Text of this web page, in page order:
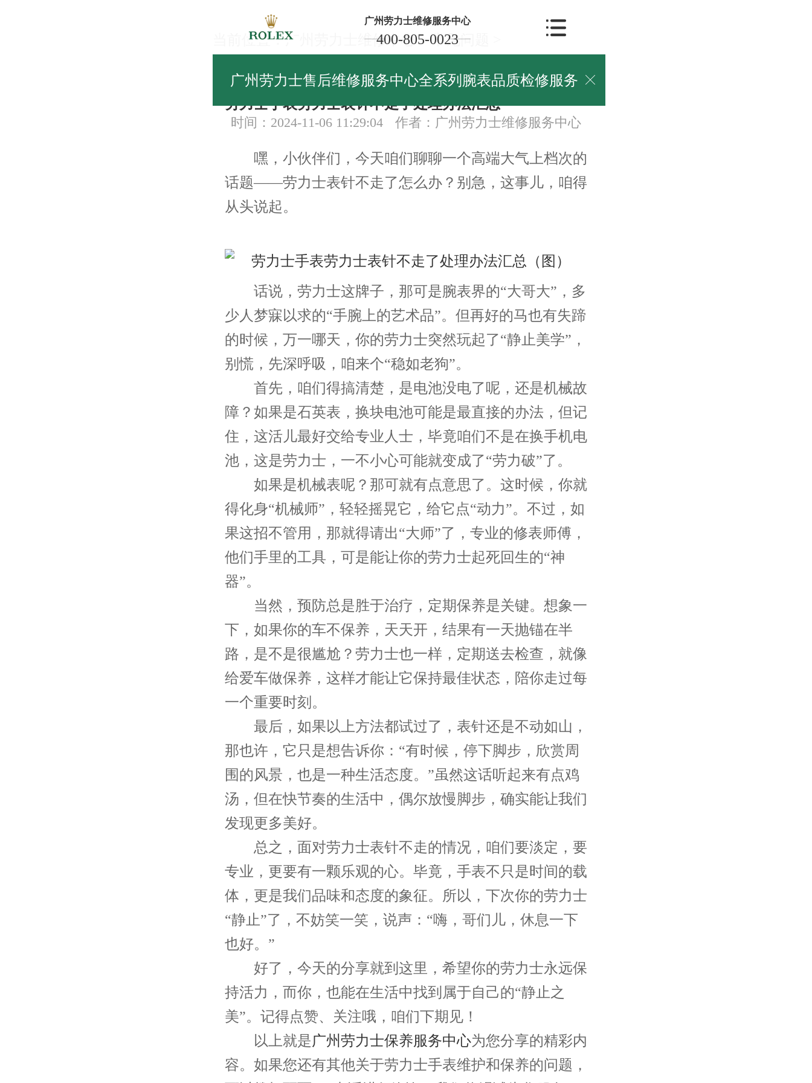
广州劳力士维修服务中心
400-805-0023
广州劳力士售后维修服务中心全系列腕表品质检修服务 
当前位置：广州劳力士维修中心>常见问题
常见问题
劳力士手表劳力士表针不走了处理办法汇总
时间：2024-11-06 11:29:04 作者：广州劳力士维修服务中心
嘿，小伙伴们，今天咱们聊聊一个高端大气上档次的
话题——劳力士表针不走了怎么办？别急，这事儿，咱得
从头说起。
话说，劳力士这牌子，那可是腕表界的“大哥大”，多
少人梦寐以求的“手腕上的艺术品”。但再好的马也有失蹄
的时候，万一哪天，你的劳力士突然玩起了“静止美学”，
别慌，先深呼吸，咱来个“稳如老狗”。
首先，咱们得搞清楚，是电池没电了呢，还是机械故
障？如果是石英表，换块电池可能是最直接的办法，但记
住，这活儿最好交给专业人士，毕竟咱们不是在换手机电
池，这是劳力士，一不小心可能就变成了“劳力破”了。
如果是机械表呢？那可就有点意思了。这时候，你就
得化身“机械师”，轻轻摇晃它，给它点“动力”。不过，如
果这招不管用，那就得请出“大师”了，专业的修表师傅，
他们手里的工具，可是能让你的劳力士起死回生的“神
器”。
当然，预防总是胜于治疗，定期保养是关键。想象一
下，如果你的车不保养，天天开，结果有一天抛锚在半
路，是不是很尴尬？劳力士也一样，定期送去检查，就像
给爱车做保养，这样才能让它保持最佳状态，陪你走过每
一个重要时刻。
最后，如果以上方法都试过了，表针还是不动如山，
那也许，它只是想告诉你：“有时候，停下脚步，欣赏周
围的风景，也是一种生活态度。”虽然这话听起来有点鸡
汤，但在快节奏的生活中，偶尔放慢脚步，确实能让我们
发现更多美好。
总之，面对劳力士表针不走的情况，咱们要淡定，要
专业，更要有一颗乐观的心。毕竟，手表不只是时间的载
体，更是我们品味和态度的象征。所以，下次你的劳力士
“静止”了，不妨笑一笑，说声：“嗨，哥们儿，休息一下
也好。”
好了，今天的分享就到这里，希望你的劳力士永远保
持活力，而你，也能在生活中找到属于自己的“静止之
美”。记得点赞、关注哦，咱们下期见！
以上就是广州劳力士保养服务中心为您分享的精彩内
容。如果您还有其他关于劳力士手表维护和保养的问题，